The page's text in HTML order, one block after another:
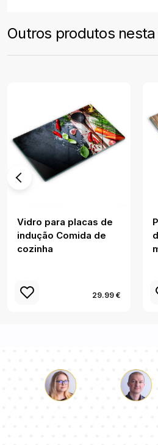
Outros produtos
Vidro para placas de
indução Comida de
cozinha
29.99 €